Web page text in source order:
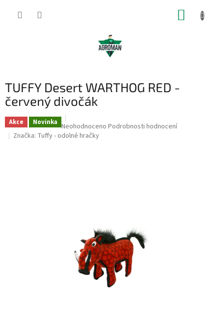
TUFFY Desert WARTHOG RED -
červený divočák
Akce Novinka Průměrné
hodnocení
Neohodnoceno Podrobnosti hodnocení
Značka: Tuffy - odolné hračky